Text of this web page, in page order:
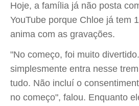
Hoje, a família já não posta
YouTube porque Chloe já tem
anima com as gravações.
"No começo, foi muito
simplesmente entra nesse
tudo. Não incluí o
no começo", falou. Enquanto